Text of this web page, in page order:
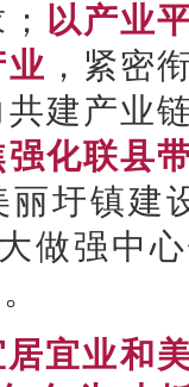
以产业
，紧密
建产业
强化联县
丽圩镇建
大做强中
宜业和